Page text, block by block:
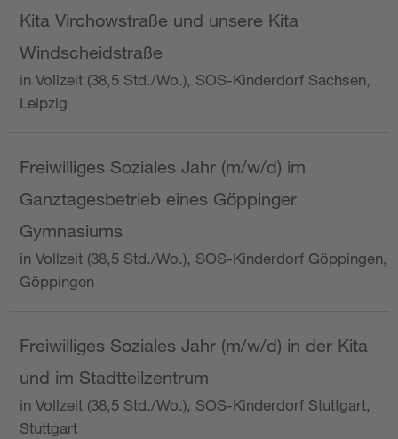
Kita Virchowstraße und unsere Kita
Windscheidstraße
in Vollzeit (38,5 Std./Wo.), SOS-Kinderdorf Sachsen,
Leipzig
Freiwilliges Soziales Jahr (m/w/d) im
Ganztagesbetrieb eines Göppinger
Gymnasiums
in Vollzeit (38,5 Std./Wo.), SOS-Kinderdorf Göppingen,
Göppingen
Freiwilliges Soziales Jahr (m/w/d) in der Kita
und im Stadtteilzentrum
in Vollzeit (38,5 Std./Wo.), SOS-Kinderdorf Stuttgart,
Stuttgart